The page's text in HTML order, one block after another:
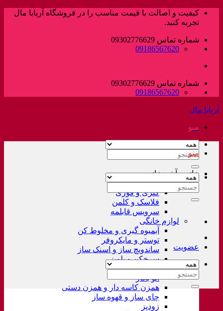
پرش
کیفیت و اصالت با قیمت مناسب را در فروشگاه آربابا مال
تجربه کنید.
شماره تماس 09302776629
09186567620
شماره تماس 09302776629
09186567620
آربابا مال
منو
جستجو
خانه و آشپزخانه
لوازم خانگی غیر برقی
کتری و قوری
فلاسک و کلمن
سرویس قابلمه
لوازم خانگی
آبمیوه گیری و مخلوط کن
توستر و مایکروفر
ساندویچ ساز و اسنک ساز
سرخکن و پلوپز
غذاساز
اتو بخار
همزن کاسه دار و همزن دستی
چای ساز و قهوه ساز
زودپز
منو
جستجو
عضویت
جستجو